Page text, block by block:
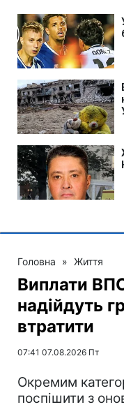
Головна » Життя
Виплати
надійдуть
втратити
07:41 07.08.2026 Пт
Окремим
поспішити з